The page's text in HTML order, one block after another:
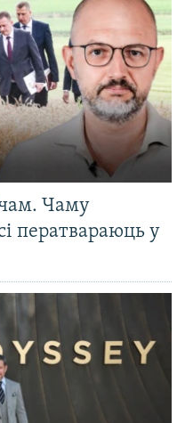
Чаму
ператвараюць у